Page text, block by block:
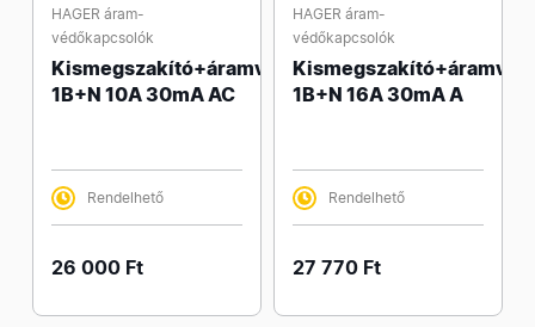
HAGER áram-
védőkapcsolók
Kismegszakító+áramvédő
1B+N 10A 30mA AC
Rendelhető
26 000 Ft
HAGER áram-
védőkapcsolók
1B+N 16A 30mA A
Rendelhető
27 770 Ft